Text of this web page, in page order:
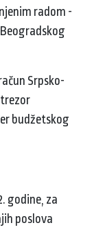
radom -
Srpsko-
budžetskog
godine, za
poslova